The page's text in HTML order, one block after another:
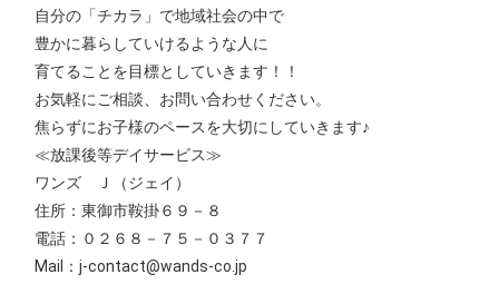
自分の「チカラ」で地域社会の中で
豊かに暮らしていけるような人に
育てることを目標としていきます！！
お気軽にご相談、お問い合わせください。
焦らずにお子様のペースを大切にしていきます♪
≪放課後等デイサービス≫
ワンズ Ｊ（ジェイ）
住所：東御市鞍掛６９－８
電話：０２６８－７５－０３７７
Mail：j-contact@wands-co.jp